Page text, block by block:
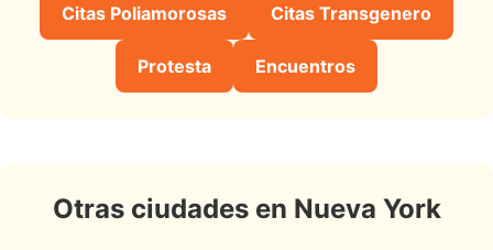
Citas Poliamorosas Citas Transgenero
Protesta Encuentros
Otras ciudades en Nueva York